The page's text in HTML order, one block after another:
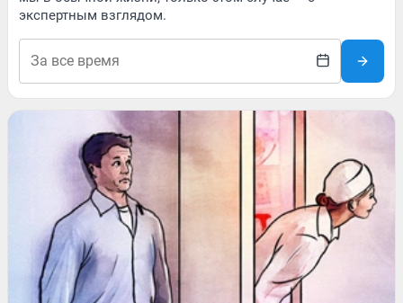
экспертным взглядом.